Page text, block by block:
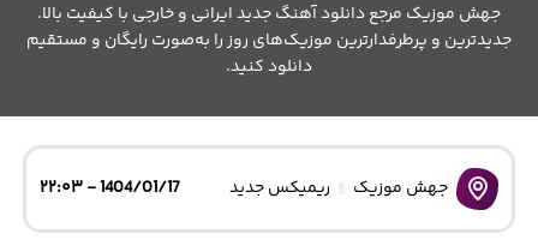
جهش موزیک مرجع دانلود آهنگ جدید ایرانی و خارجی با کیفیت بالا.
جدیدترین و پرطرفدارترین موزیک‌های روز را به‌صورت رایگان و مستقیم
دانلود کنید.
جهش موزیک ریمیکس جدید 1404/01/17 - ۲۲:۰۳